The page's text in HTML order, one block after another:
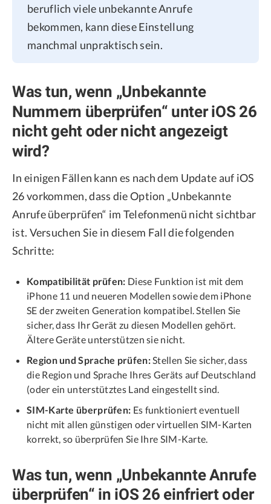
beruflich viele unbekannte Anrufe
bekommen, kann diese Einstellung
manchmal unpraktisch sein.
Was tun, wenn „Unbekannte
Nummern überprüfen“ unter iOS 26
nicht geht oder nicht angezeigt
wird?
In einigen Fällen kann es nach dem Update auf iOS
26 vorkommen, dass die Option „Unbekannte
Anrufe überprüfen“ im Telefonmenü nicht sichtbar
ist. Versuchen Sie in diesem Fall die folgenden
Schritte:
Kompatibilität prüfen: Diese Funktion ist mit dem
iPhone 11 und neueren Modellen sowie dem iPhone
SE der zweiten Generation kompatibel. Stellen Sie
sicher, dass Ihr Gerät zu diesen Modellen gehört.
Ältere Geräte unterstützen sie nicht.
Region und Sprache prüfen:Stellen Sie sicher, dass
die Region und Sprache Ihres Geräts auf Deutschland
(oder ein unterstütztes Land eingestellt sind.
SIM-Karte überprüfen: Es funktioniert eventuell
nicht mit allen günstigen oder virtuellen SIM-Karten
korrekt, so überprüfen Sie Ihre SIM-Karte.
Was tun, wenn „Unbekannte Anrufe
überprüfen“ in iOS 26 einfriert oder